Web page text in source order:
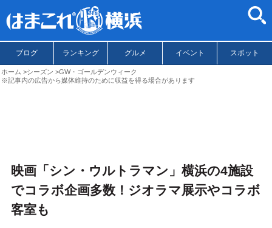
ブログ ランキング グルメ イベント スポット
ホーム シーズン
GW・ゴールデンウィーク
※記事内の広告から媒体維持のために収益を得る場合があります
映画「シン・ウルトラマン」横浜の4施設
でコラボ企画多数！ジオラマ展示やコラボ
客室も